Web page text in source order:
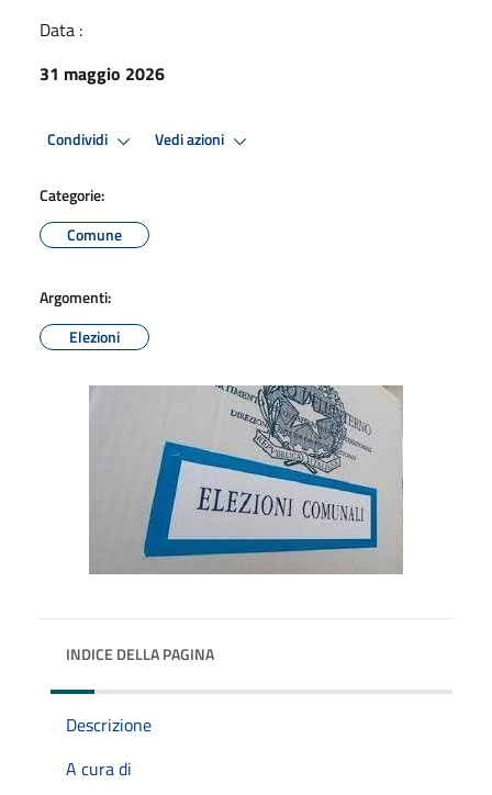
Data :
31 maggio 2026
Condividi Vedi azioni
Categorie:
Comune
Argomenti:
Elezioni
INDICE DELLA PAGINA
Descrizione
A cura di